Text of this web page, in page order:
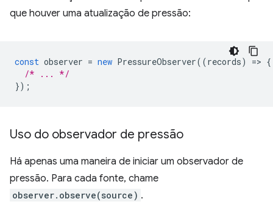
que houver uma atualização de pressão:
const observer = new PressureObserver((records) => {
/* ... */
});
Uso do observador de pressão
Há apenas uma maneira de iniciar um observador de
pressão. Para cada fonte, chame
observer.observe(source) .